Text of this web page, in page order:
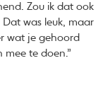
Zou ik dat ook
was leuk, maar
wat je gehoord
mee te doen.”